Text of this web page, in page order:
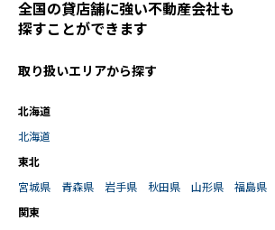
全国の貸店舗に強い不動産会社も
探すことができます
取り扱いエリアから探す
北海道
北海道
東北
宮城県
青森県 岩手県 秋田県 山形県
福島県
関東